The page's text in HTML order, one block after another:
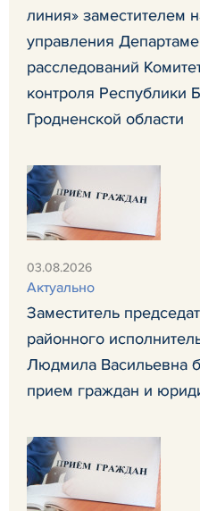
линия» заместителем
управления
расследований
контроля Республики
Гродненской области
03.08.2026
Актуально
Заместитель
районного
Людмила Васильевна
прием граждан и